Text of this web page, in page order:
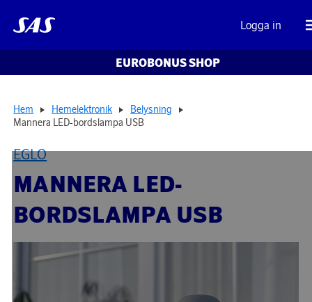
Logga in
EUROBONUS SHOP
Hem Hemelektronik
Belysning
Mannera LED-bordslampa USB
EGLO
MANNERA LED-
BORDSLAMPA USB